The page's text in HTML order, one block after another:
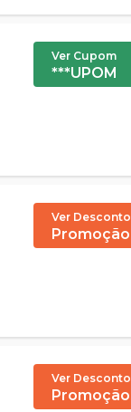
Ver Cupom
***UPOM
Ver Desconto
Promoção
Ver Desconto
Promoção